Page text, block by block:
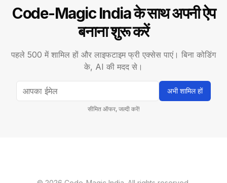
Code-Magic India के साथ अपनी ऐप
बनाना शुरू करें
पहले 500 में शामिल हों और लाइफटाइम फ्री एक्सेस पाएं। बिना कोडिंग
के, AI की मदद से।
अभी शामिल हों
सीमित ऑफर, जल्दी करें!